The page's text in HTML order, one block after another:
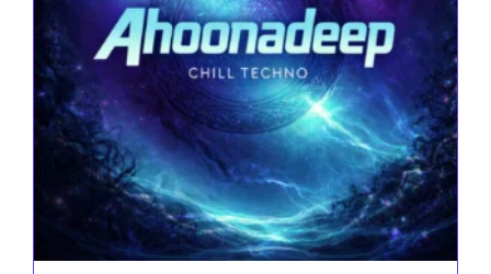
gewählt
werden